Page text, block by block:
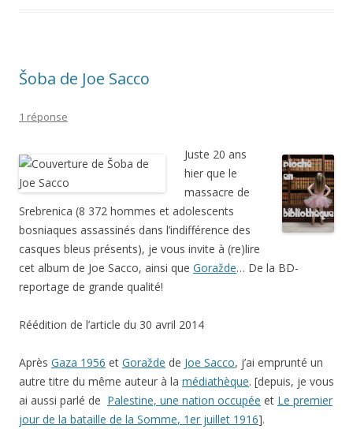
Šoba de Joe Sacco
1 réponse
Juste 20 ans
hier que le
massacre de
Srebrenica (8 372 hommes et adolescents
bosniaques assassinés dans l’indifférence des
casques bleus présents), je vous invite à (re)lire
cet album de Joe Sacco, ainsi que Goražde… De la BD-
reportage de grande qualité!
Réédition de l’article du 30 avril 2014
Après Gaza 1956 et Goražde de Joe Sacco, j’ai emprunté un
autre titre du même auteur à la médiathèque. [depuis, je vous
ai aussi parlé de Palestine, une nation occupée et Le premier
jour de la bataille de la Somme, 1er juillet 1916].